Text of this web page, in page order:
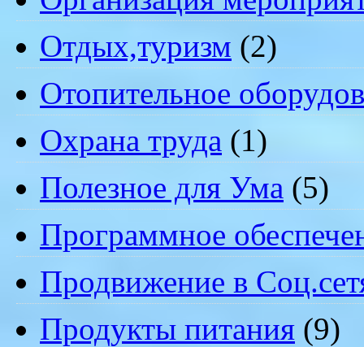
Отдых,туризм (2)
Отопительное
Охрана труда (1)
Полезное для Ума (5)
Программное
Продвижение в
Продукты питания (9)